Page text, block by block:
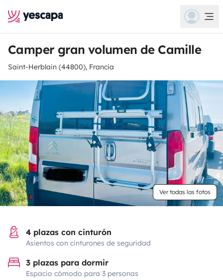
Camper gran volumen de Camille
Saint-Herblain (44800), Francia
Ver todas las fotos
4 plazas con cinturón
Asientos con cinturones de seguridad
3 plazas para dormir
Espacio cómodo para 3 personas